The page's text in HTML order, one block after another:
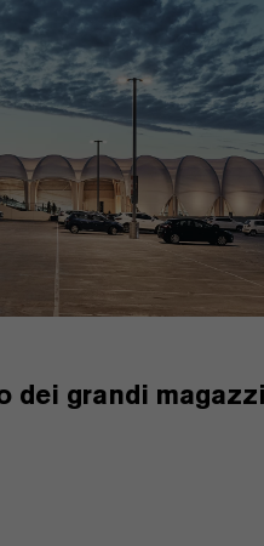
dei grandi